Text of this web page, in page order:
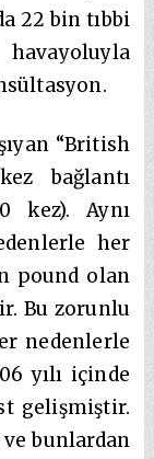
22 bin tıbbi
“British
bağlantı
kez). Aynı
her
pound olan
Bu zorunlu
nedenlerle
yılı içinde
gelişmiştir.
ve bunlardan